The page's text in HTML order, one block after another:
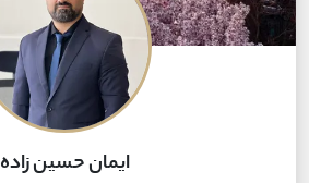
ایمان حسین زاده